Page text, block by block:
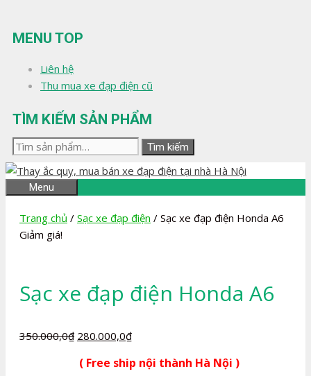
đến
nội
MENU TOP
Liên hệ
Thu mua xe đạp điện cũ
TÌM KIẾM SẢN PHẨM
Tìm
kiếm:
Tìm kiếm
Menu
Trang chủ / Sạc xe đạp điện / Sạc xe đạp điện Honda A6
Giảm giá!
Sạc xe đạp điện Honda A6
350.000,0₫ Giá
là:
280.000,0₫Giá
tại
( Free ship nội thành Hà Nội )